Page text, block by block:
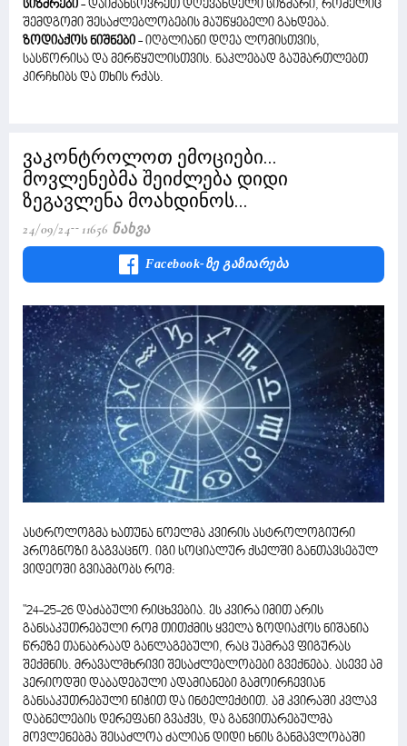
სიზმრები - დაიმახსოვრეთ დღევანდელი სიზმარი, რომელიც
შემდგომი შესაძლებლობების მაუწყებელი გახდება.
ზოდიაქოს ნიშნები - იღბლიანი დღეა ლომისთვის,
სასწორისა და მერწყულისთვის. ნაკლებად გაუმართლებთ
კირჩხიბს და თხის რქას.
ვაკონტროლოთ ემოციები...
მოვლენებმა შეიძლება დიდი
ზეგავლენა მოახდინოს...
24/09/24 11656 Ნახვა
Facebook-Ზე Გაზიარება
ასტროლოგმა ხათუნა ნოელმა კვირის ასტროლოგიური
პროგნოზი გაგვაცნო. იგი სოციალურ ქსელში განთავსებულ
ვიდეოში გვიამბობს რომ:
"24-25-26 დაძაბული რიცხვებია. ეს კვირა იმით არის
განსაკუთრებული რომ თითქმის ყველა ზოდიაქოს ნიშანია
წრეზე თანაბრაად განლაგებული, რაც უამრავ ფიგურას
შექმნის. მრავალმხრივი შესაძლებლობები გვექნება. ასევე ამ
პერიოდში დაბადებული ადამიანები გამოირჩევიან
განსაკუთრებული ნიჭით და ინტელექტით. ამ კვირაში კვლავ
დაბნელების დერეფანი გვაქვს, და განვითარებულმა
მოვლენებმა შესაძლოა ძალიან დიდი ხნის განმავლობაში